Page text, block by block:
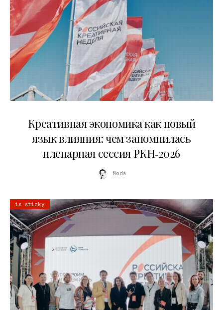
Креативная экономика как новый
язык влияния: чем запомнилась
пленарная сессия РКН‑2026
Moda
is sticky